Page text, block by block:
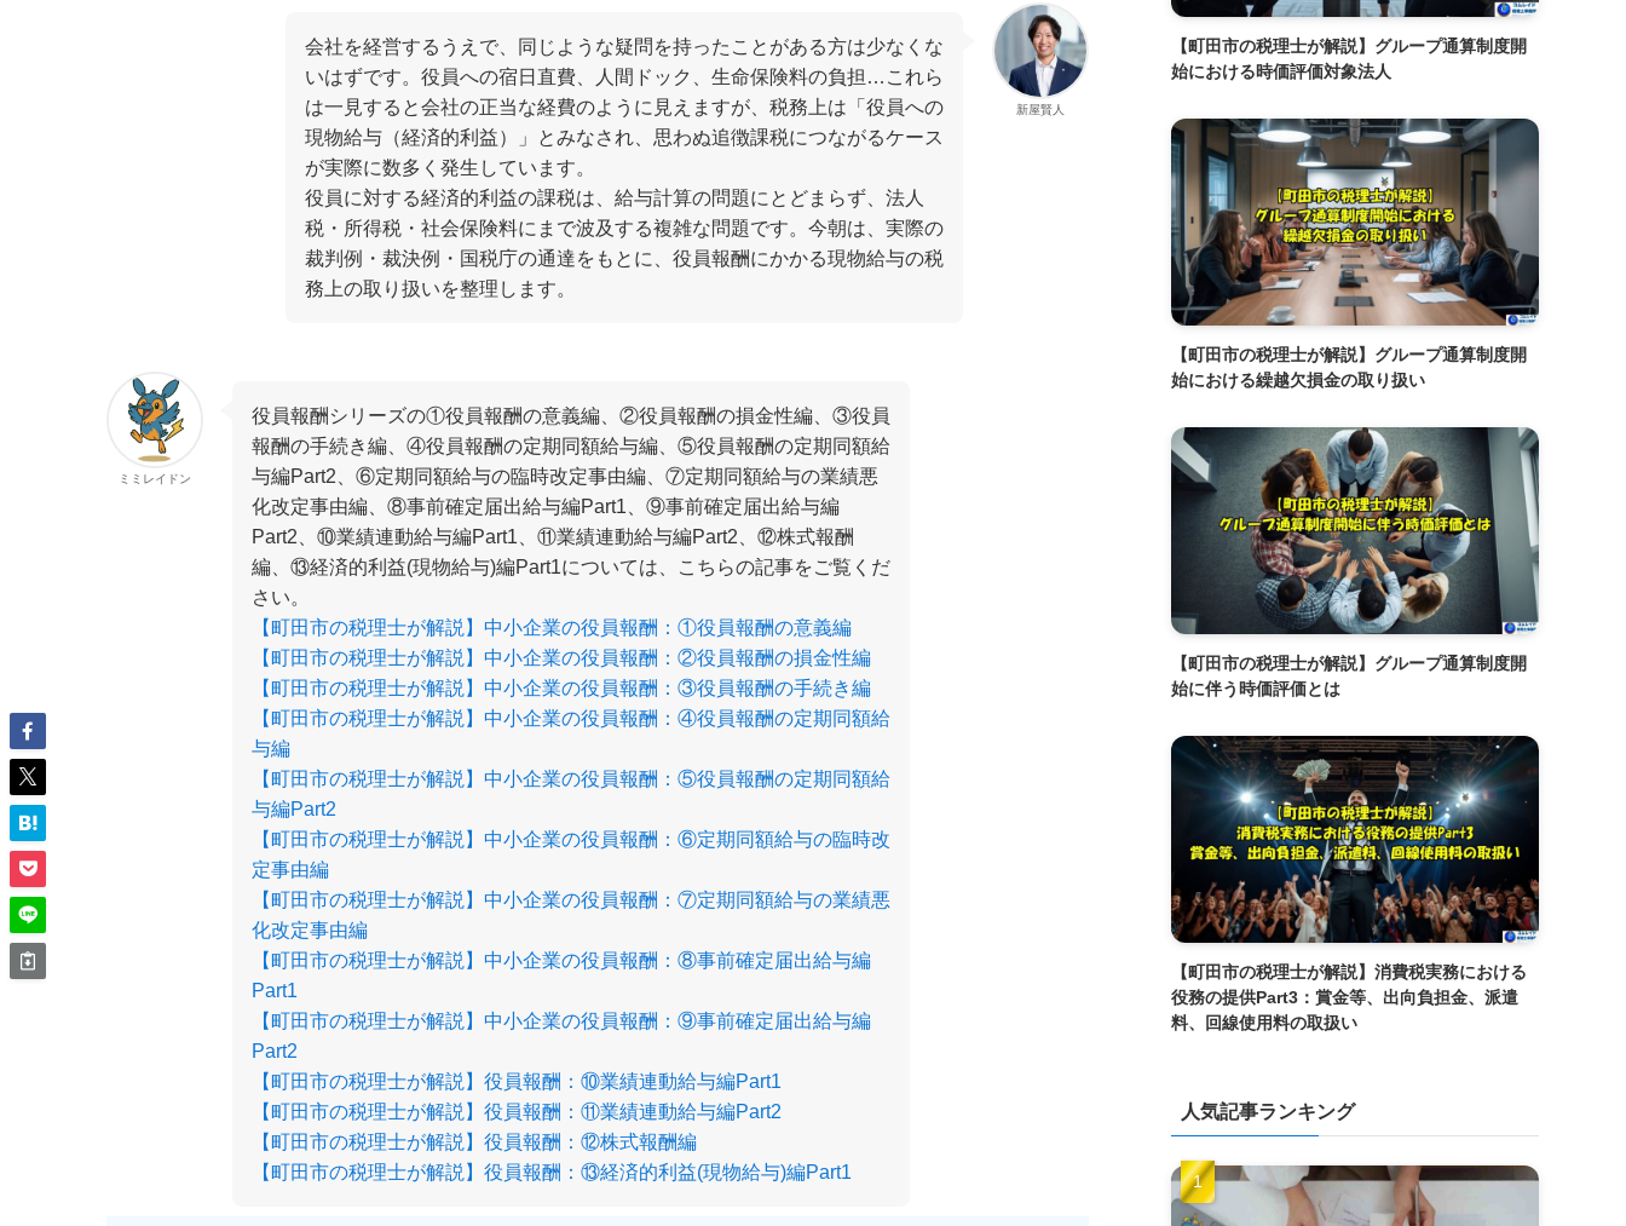
新屋賢人
会社を経営するうえで、同じような疑問を持ったことがある方は少なくな
いはずです。役員への宿日直費、人間ドック、生命保険料の負担…これら
は一見すると会社の正当な経費のように見えますが、税務上は「役員への
現物給与（経済的利益）」とみなされ、思わぬ追徴課税につながるケース
が実際に数多く発生しています。
役員に対する経済的利益の課税は、給与計算の問題にとどまらず、法人
税・所得税・社会保険料にまで波及する複雑な問題です。今朝は、実際の
裁判例・裁決例・国税庁の通達をもとに、役員報酬にかかる現物給与の税
務上の取り扱いを整理します。
ミミレイドン
役員報酬シリーズの①役員報酬の意義編、②役員報酬の損金性編、③役員
報酬の手続き編、④役員報酬の定期同額給与編、⑤役員報酬の定期同額給
与編Part2、⑥定期同額給与の臨時改定事由編、⑦定期同額給与の業績悪
化改定事由編、⑧事前確定届出給与編Part1、⑨事前確定届出給与編
Part2、⑩業績連動給与編Part1、⑪業績連動給与編Part2、⑫株式報酬
編、⑬経済的利益(現物給与)編Part1については、こちらの記事をご覧くだ
さい。
【町田市の税理士が解説】中小企業の役員報酬：①役員報酬の意義編
【町田市の税理士が解説】中小企業の役員報酬：②役員報酬の損金性編
【町田市の税理士が解説】中小企業の役員報酬：③役員報酬の手続き編
【町田市の税理士が解説】中小企業の役員報酬：④役員報酬の定期同額給
与編
【町田市の税理士が解説】中小企業の役員報酬：⑤役員報酬の定期同額給
与編Part2
【町田市の税理士が解説】中小企業の役員報酬：⑥定期同額給与の臨時改
定事由編
【町田市の税理士が解説】中小企業の役員報酬：⑦定期同額給与の業績悪
化改定事由編
【町田市の税理士が解説】中小企業の役員報酬：⑧事前確定届出給与編
Part1
【町田市の税理士が解説】中小企業の役員報酬：⑨事前確定届出給与編
Part2
【町田市の税理士が解説】役員報酬：⑩業績連動給与編Part1
【町田市の税理士が解説】役員報酬：⑪業績連動給与編Part2
【町田市の税理士が解説】役員報酬：⑫株式報酬編
【町田市の税理士が解説】役員報酬：⑬経済的利益(現物給与)編Part1
【町田市の税理士が解説】グループ通算制度開
始における時価評価対象法人
【町田市の税理士が解説】グループ通算制度開
始における繰越欠損金の取り扱い
【町田市の税理士が解説】グループ通算制度開
始に伴う時価評価とは
【町田市の税理士が解説】消費税実務における
役務の提供Part3：賞金等、出向負担金、派遣
料、回線使用料の取扱い
人気記事ランキング